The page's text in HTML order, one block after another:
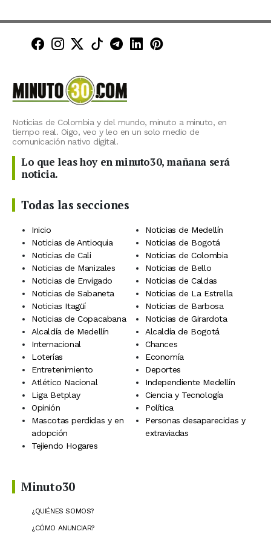
Minuto30 en Facebook
Minuto30 en Instagram
Minuto30 en X (Twitter)
Minuto30 en TikTok
Canal de Minuto30 en
Minuto30 en LinkedIn
Minuto30 en
Noticias de Colombia y del mundo, minuto a minuto, en
tiempo real. Oigo, veo y leo en un solo medio de
comunicación nativo digital.
Lo que leas hoy en minuto30, mañana será
noticia.
Todas las secciones
Inicio
Noticias de Medellín
Noticias de Antioquia
Noticias de Bogotá
Noticias de Cali
Noticias de Colombia
Noticias de Manizales
Noticias de Bello
Noticias de Envigado
Noticias de Caldas
Noticias de Sabaneta
Noticias de La Estrella
Noticias Itagüí
Noticias de Barbosa
Noticias de Copacabana
Noticias de Girardota
Alcaldía de Medellín
Alcaldía de Bogotá
Internacional
Chances
Loterías
Economía
Entretenimiento
Deportes
Atlético Nacional
Independiente Medellín
Liga Betplay
Ciencia y Tecnología
Opinión
Política
Mascotas perdidas y en
adopción
Personas desaparecidas y
extraviadas
Tejiendo Hogares
Minuto30
¿QUIÉNES SOMOS?
¿CÓMO ANUNCIAR?